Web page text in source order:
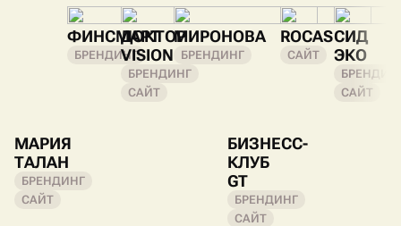
МАРИЯ
ТАЛАН
БРЕНДИНГ
САЙТ
ФИНСМАРТ
БРЕНДИНГ
ДОКТОР
VISION
БРЕНДИНГ
САЙТ
МИРОНОВА
БРЕНДИНГ
БИЗНЕСС-
КЛУБ
GT
БРЕНДИНГ
САЙТ
ROCAS
САЙТ
СИД
ЭКО
САЙТ